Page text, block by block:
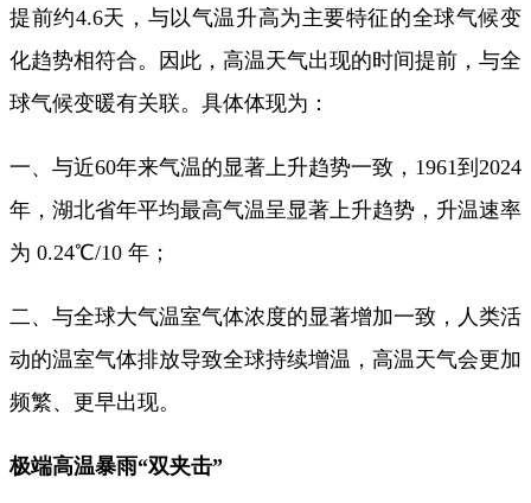
提前约4.6天，与以气温升高为主要特征的全球气候变
化趋势相符合。因此，高温天气出现的时间提前，与全
球气候变暖有关联。具体体现为：
一、与近60年来气温的显著上升趋势一致，1961到2024
年，湖北省年平均最高气温呈显著上升趋势，升温速率
为 0.24℃/10 年；
二、与全球大气温室气体浓度的显著增加一致，人类活
动的温室气体排放导致全球持续增温，高温天气会更加
频繁、更早出现。
极端高温暴雨“双夹击”